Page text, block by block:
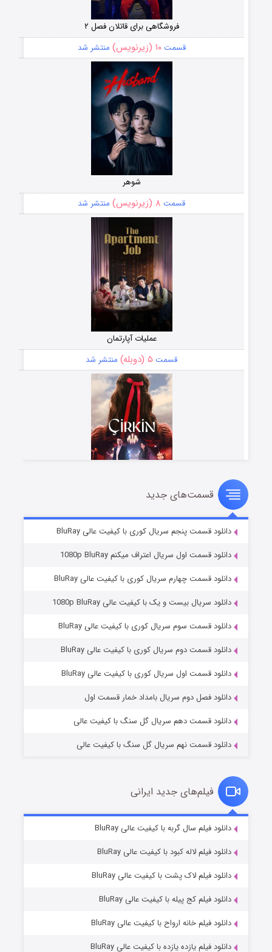
فروشگاهی برای قاتلان فصل ۲
قسمت۱۰ (زیرنویس) منتشر شد
شوهر
قسمت ۸ (زیرنویس) منتشر شد
عملیات آپارتمان
قسمت ۵ (دوبله) منتشر شد
سریال زشت
قسمت۲ (زیرنویس) منتشر شد
مردگان متحرک: شهر مرده ۳
قسمت۲ (زیرنویس) منتشر شد
قسمت۷ (زیرنویس) منتشر شد
قسمت‌های جدید
دانلود قسمت پنجم سریال کوری با کیفیت عالی BluRay
دانلود قسمت اول سریال اعتراف میکنم 1080p BluRay
دانلود قسمت چهارم سریال کوری با کیفیت عالی BluRay
دانلود سریال بیست و یک با کیفیت عالی 1080p BluRay
دانلود قسمت سوم سریال کوری با کیفیت عالی BluRay
دانلود قسمت دوم سریال کوری با کیفیت عالی BluRay
دانلود قسمت اول سریال کوری با کیفیت عالی BluRay
دانلود فصل دوم سریال بامداد خمار قسمت اول
دانلود قسمت دهم سریال گل سنگ با کیفیت عالی
دانلود قسمت نهم سریال گل سنگ با کیفیت عالی
فیلم‌های جدید ایرانی
دانلود فیلم سال گربه با کیفیت عالی BluRay
دانلود فیلم لاله کبود با کیفیت عالی BluRay
دانلود فیلم لاک پشت با کیفیت عالی BluRay
دانلود فیلم کج‌ پیله با کیفیت عالی BluRay
دانلود فیلم خانه ارواح با کیفیت عالی BluRay
دانلود فیلم یازده یازده با کیفیت عالی BluRay